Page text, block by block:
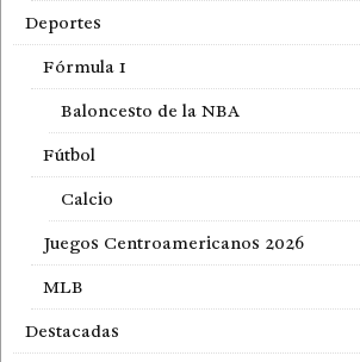
Deportes
Fórmula 1
Baloncesto de la NBA
Fútbol
Calcio
Juegos Centroamericanos 2026
MLB
Destacadas